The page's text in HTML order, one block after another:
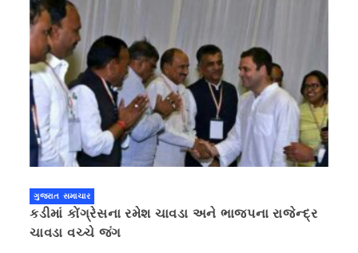
ગુજરાત સમાચાર
કડીમાં કોંગ્રેસના રમેશ ચાવડા અને ભાજપના રાજેન્દ્ર
ચાવડા વચ્ચે જંગ